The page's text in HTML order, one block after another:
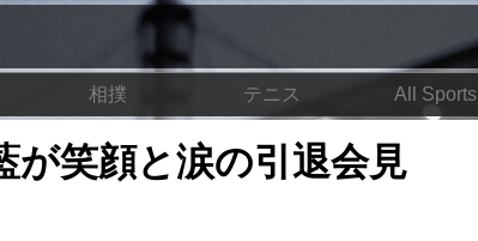
相撲 テニス All Sports
が笑顔と涙の引退会見